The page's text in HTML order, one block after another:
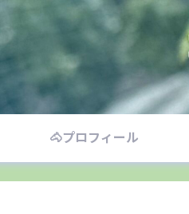
🐴プロフィール